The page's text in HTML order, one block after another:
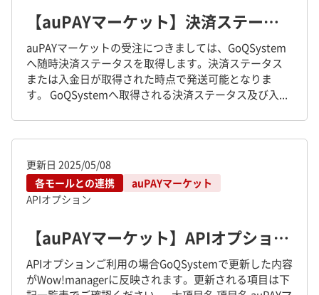
【auPAYマーケット】決済ステータスについて
auPAYマーケットの受注につきましては、GoQSystem
へ随時決済ステータスを取得します。決済ステータス
または入金日が取得された時点で発送可能となりま
す。 GoQSystemへ取得される決済ステータス及び入...
更新日 2025/05/08
各モールとの連携
auPAYマーケット
APIオプション
【auPAYマーケット】APIオプションご利用の場合の更新項目一覧
APIオプションご利用の場合GoQSystemで更新した内容
がWow!managerに反映されます。更新される項目は下